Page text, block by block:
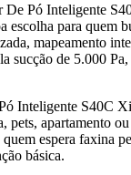
Pó Inteligente
escolha para quem
mapeamento
sucção de 5.000
Inteligente S40C
pets, apartamento
espera faxina
básica.